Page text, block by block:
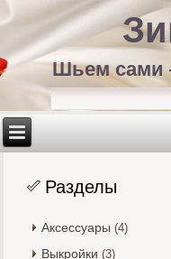
Шьем сами
Разделы
Аксессуары (4)
Выкройки (3)